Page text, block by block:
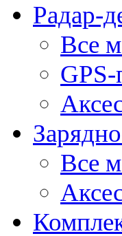
Радар-
Все
Все